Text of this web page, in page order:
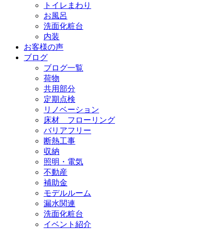
トイレまわり
お風呂
洗面化粧台
内装
お客様の声
ブログ
ブログ一覧
荷物
共用部分
定期点検
リノベーション
床材 フローリング
バリアフリー
断熱工事
収納
照明・電気
不動産
補助金
モデルルーム
漏水関連
洗面化粧台
イベント紹介